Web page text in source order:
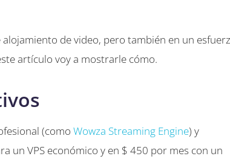
de video, pero también en un
artículo voy a mostrarle cómo.
(como Wowza Streaming Engine) y
un VPS económico y en $ 450 por mes con un